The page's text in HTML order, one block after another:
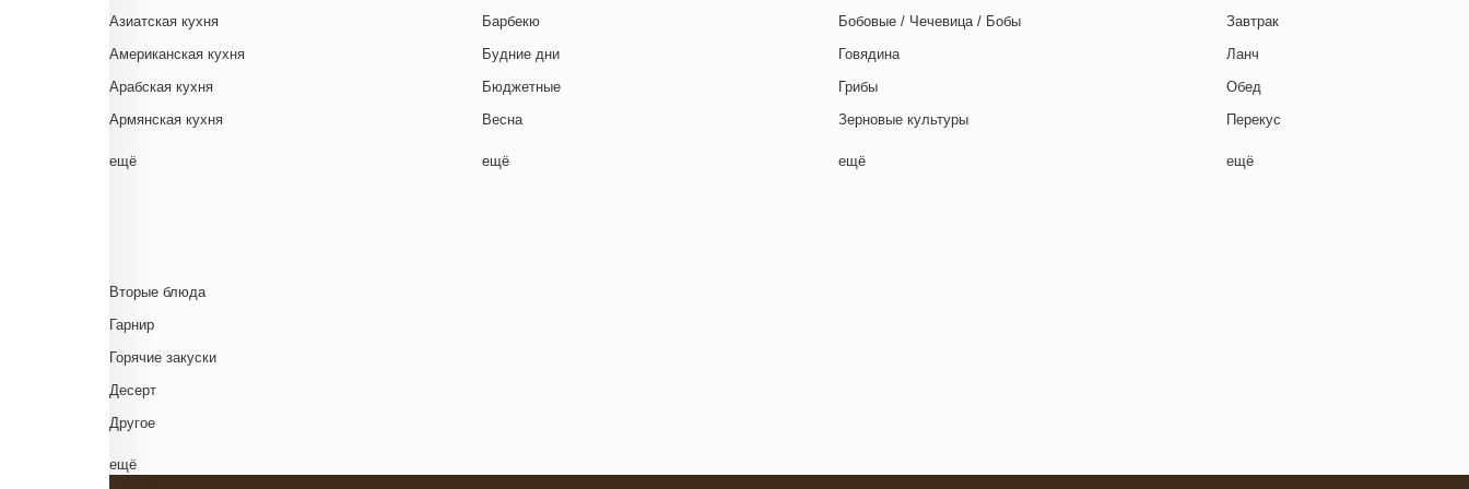
Азиатская кухня
Американская кухня
Арабская кухня
Армянская кухня
Белорусская
Венгерская кухня
Греческая кухня
Грузинская кухня
Еврейская кухня
Европейская кухня
Испанская кухня
ещё
Барбекю
Будние дни
Бюджетные
Весна
Выходные дни
Закуски
ещё
Бобовые / Чечевица / Бобы
Говядина
Грибы
Зерновые культуры
Картофель
Свинина
ещё
Завтрак
Ланч
Обед
Перекус
Полдник
ещё
Вторые блюда
Гарнир
Горячие закуски
Десерт
Другое
Комплексный обед
ещё